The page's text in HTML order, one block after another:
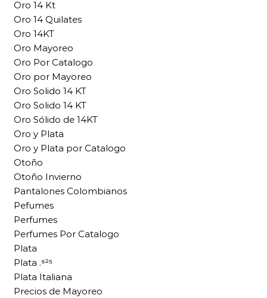
Oro 14 Kt
Oro 14 Quilates
Oro 14KT
Oro Mayoreo
Oro Por Catalogo
Oro por Mayoreo
Oro Solido 14 KT
Oro Solido 14 KT
Oro Sólido de 14KT
Oro y Plata
Oro y Plata por Catalogo
Otoño
Otoño Invierno
Pantalones Colombianos
Pefumes
Perfumes
Perfumes Por Catalogo
Plata
Plata .⁹²⁵
Plata Italiana
Precios de Mayoreo